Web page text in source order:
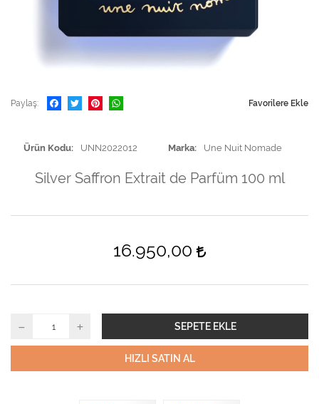
Paylaş Favorilere Ekle
Ürün Kodu UNN2022012 Marka Une Nuit Nomade
Silver Saffron Extrait de Parfüm 100 ml
16.950,00
SEPETE EKLE
HIZLI SATIN AL